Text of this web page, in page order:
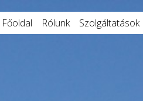
Főoldal Rólunk Szolgáltatások